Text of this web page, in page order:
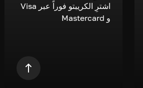
اشترِ الكريبتو فوراً عبر Visa
و Mastercard